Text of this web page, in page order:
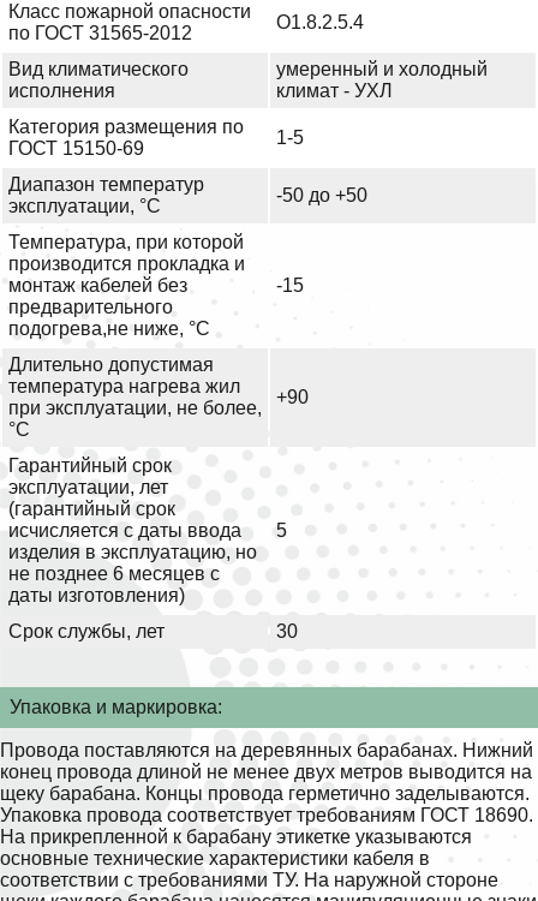
Класс пожарной опасности
по ГОСТ 31565-2012
О1.8.2.5.4
Вид климатического
исполнения
умеренный и холодный
климат - УХЛ
Категория размещения по
ГОСТ 15150-69
1-5
Диапазон температур
эксплуатации, °С
-50 до +50
Температура, при которой
производится прокладка и
монтаж кабелей без
предварительного
подогрева,не ниже, °С
-15
Длительно допустимая
температура нагрева жил
при эксплуатации, не более,
°С
+90
Гарантийный срок
эксплуатации, лет
(гарантийный срок
исчисляется с даты ввода
изделия в эксплуатацию, но
не позднее 6 месяцев с
даты изготовления)
5
Срок службы, лет 30
Упаковка и маркировка:
Провода поставляются на деревянных барабанах. Нижний
конец провода длиной не менее двух метров выводится на
щеку барабана. Концы провода герметично заделываются.
Упаковка провода соответствует требованиям ГОСТ 18690.
На прикрепленной к барабану этикетке указываются
основные технические характеристики кабеля в
соответствии с требованиями ТУ. На наружной стороне